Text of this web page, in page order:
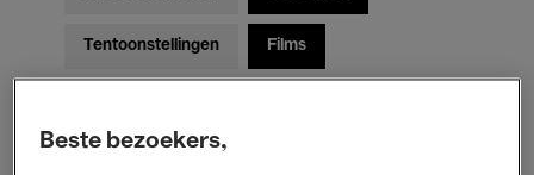
Tentoonstellingen Films
Klassieke Muziek
Beste bezoekers,